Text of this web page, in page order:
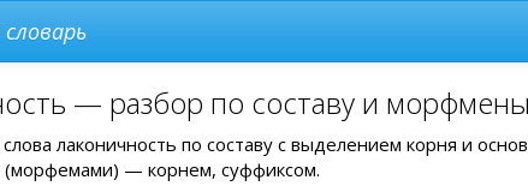
— разбор по составу и
лаконичность по составу с выделением корня и
(морфемами) — корнем, суффиксом.